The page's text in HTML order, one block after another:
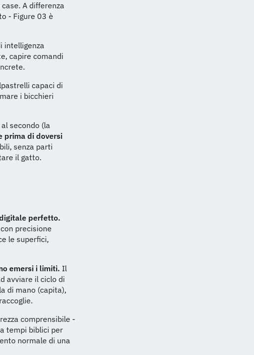
A differenza
- Figure 03 è
intelligenza
capire comandi
capaci di
i bicchieri
secondo (la
prima di doversi
senza parti
il gatto.
perfetto.
precisione
le superfici,
emersi i limiti. Il
avviare il ciclo di
di mano (capita),
comprensibile -
tempi biblici per
normale di una